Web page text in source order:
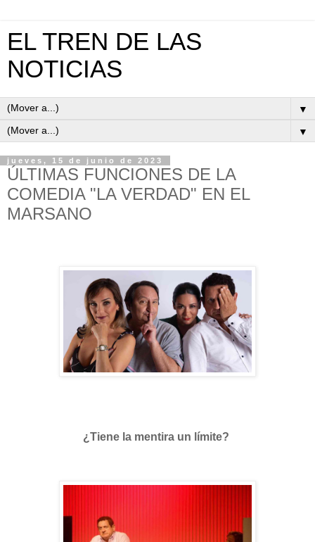
EL TREN DE LAS
NOTICIAS
▼
▼
jueves, 15 de junio de 2023
ÚLTIMAS FUNCIONES DE LA
COMEDIA "LA VERDAD" EN EL
MARSANO
¿Tiene la mentira un límite?